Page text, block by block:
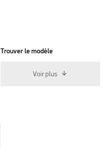
Trouver le modèle
Voir plus